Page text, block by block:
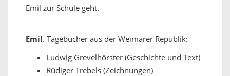
Emil zur Schule geht.
Emil. Tagebücher aus der Weimarer Republik:
Ludwig Grevelhörster (Geschichte und Text)
Rüdiger Trebels (Zeichnungen)